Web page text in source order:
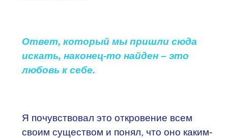
Ответ, который мы пришли сюда
искать, наконец-то найден – это
любовь к себе.
Я почувствовал это откровение всем
своим существом и понял, что оно каким-